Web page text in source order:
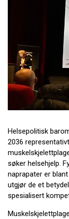
Helsepolitisk
2036
søker helsehjelp.
naprapater er
utgjør de et
spesialisert